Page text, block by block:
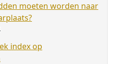
moeten worden naar
index op